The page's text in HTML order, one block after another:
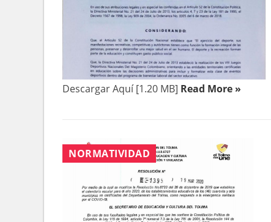
Descargar Aquí [1.20 MB] Read More »
NORMATIVIDAD